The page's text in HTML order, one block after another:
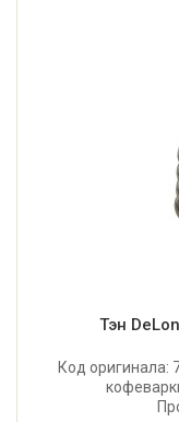
Тэн
Код оригинала: